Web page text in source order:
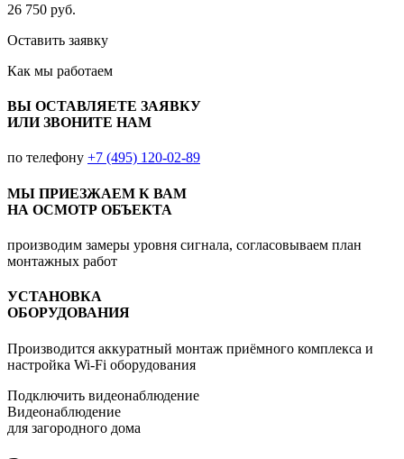
26 750 руб.
Оставить заявку
Как мы работаем
ВЫ ОСТАВЛЯЕТЕ ЗАЯВКУ
ИЛИ ЗВОНИТЕ НАМ
по телефону +7 (495) 120-02-89
МЫ ПРИЕЗЖАЕМ К ВАМ
НА ОСМОТР ОБЪЕКТА
производим замеры уровня сигнала, согласовываем план
монтажных работ
УСТАНОВКА
ОБОРУДОВАНИЯ
Производится аккуратный монтаж приёмного комплекса и
настройка Wi-Fi оборудования
Подключить видеонаблюдение
Видеонаблюдение
для загородного дома